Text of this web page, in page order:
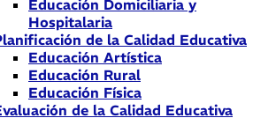
Educación Domiciliaria y
Hospitalaria
de la Calidad Educativa
Educación Artística
Educación Rural
Educación Física
de la Calidad Educativa